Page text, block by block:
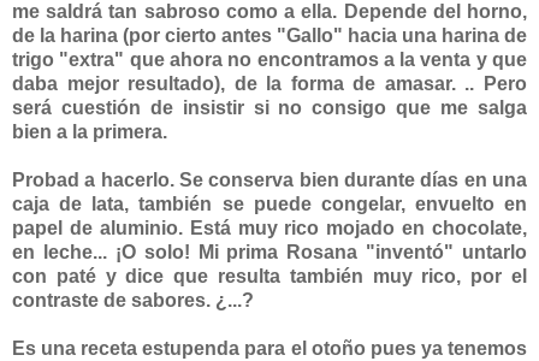
me saldrá tan sabroso como a ella. Depende del horno,
de la harina (por cierto antes "Gallo" hacia una harina de
trigo "extra" que ahora no encontramos a la venta y que
daba mejor resultado), de la forma de amasar. .. Pero
será cuestión de insistir si no consigo que me salga
bien a la primera.
Probad a hacerlo. Se conserva bien durante días en una
caja de lata, también se puede congelar, envuelto en
papel de aluminio. Está muy rico mojado en chocolate,
en leche... ¡O solo! Mi prima Rosana "inventó" untarlo
con paté y dice que resulta también muy rico, por el
contraste de sabores. ¿...?
Es una receta estupenda para el otoño pues ya tenemos